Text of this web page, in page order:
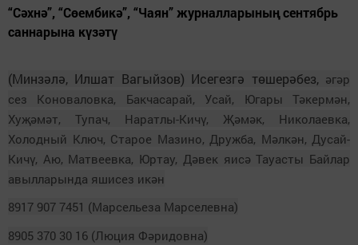
“Сәхнә”, “Сөембикә”, “Чаян” журналларының сентябрь
саннарына күзәтү
(Минзәлә, Илшат Вагыйзов) Исегезгә төшерәбез, әгәр
сез Коноваловка, Бакчасарай, Усай, Югары Тәкермән,
Хуҗәмәт, Тупач, Наратлы-Кичү, Җәмәк, Николаевка,
Холодный Ключ, Старое Мазино, Дружба, Мәлкән, Дусай-
Кичү, Аю, Матвеевка, Юртау, Дәвек яисә Тауасты Байлар
авылларында яшисез икән
8917 907 7451 (Марсельеза Марселевна)
8905 370 30 16 (Люция Фәридовна)